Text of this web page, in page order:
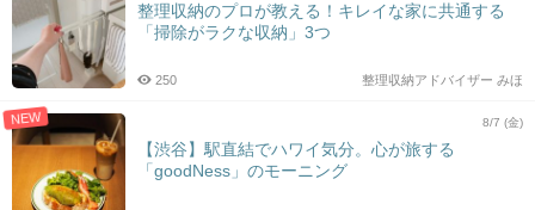
整理収納のプロが教える！キレイな家に共通する
「掃除がラクな収納」3つ
整理収納アドバイザー みほ
250
NEW 8/7 (金)
【渋谷】駅直結でハワイ気分。心が旅する
「goodNess」のモーニング